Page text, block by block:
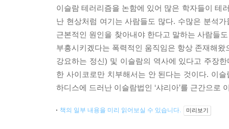
이슬람 테러리즘을 논함에 있어 많은 학자들이 테
난 현상처럼 여기는 사람들도 많다. 수많은 분석
근본적인 원인을 찾아내야 한다고 말하는 사람들
부흥시키겠다는 폭력적인 움직임은 항상 존재해왔
강요하는 정신) 및 이슬람의 역사에 있다고 주장
한 사이코로만 치부해서는 안 된다는 것이다. 이
하디스에 드러난 이슬람법인 ‘샤리아’를 근간으로
책의 일부 내용을 미리 읽어보실 수 있습니다. 미리보기